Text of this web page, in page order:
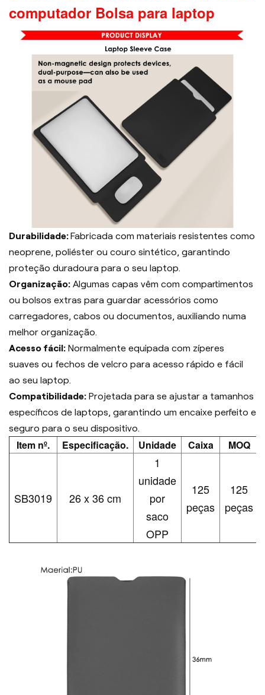
computador Bolsa para laptop
Durabilidade:Fabricada com materiais resistentes como
neoprene, poliéster ou couro sintético, garantindo
proteção duradoura para o seu laptop.
Organização: Algumas capas vêm com compartimentos
ou bolsos extras para guardar acessórios como
carregadores, cabos ou documentos, auxiliando numa
melhor organização.
Acesso fácil: Normalmente equipada com zíperes
suaves ou fechos de velcro para acesso rápido e fácil
ao seu laptop.
Compatibilidade: Projetada para se ajustar a tamanhos
específicos de laptops, garantindo um encaixe perfeito e
seguro para o seu dispositivo.
Item nº. Especificação. Unidade Caixa MOQ
SB3019 26 x 36 cm
1
unidade
por
saco
OPP
125
peças
125
peças